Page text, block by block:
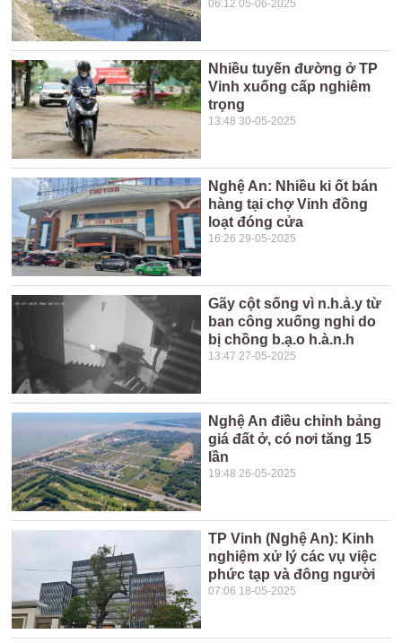
06:12 05-06-2025
Nhiều tuyến đường ở TP
Vinh xuống cấp nghiêm
trọng
13:48 30-05-2025
Nghệ An: Nhiều ki ốt bán
hàng tại chợ Vinh đồng
loạt đóng cửa
16:26 29-05-2025
Gãy cột sống vì n.h.ả.y từ
ban công xuống nghi do
bị chồng b.ạ.o h.à.n.h
13:47 27-05-2025
Nghệ An điều chỉnh bảng
giá đất ở, có nơi tăng 15
lần
19:48 26-05-2025
TP Vinh (Nghệ An): Kinh
nghiệm xử lý các vụ việc
phức tạp và đông người
07:06 18-05-2025